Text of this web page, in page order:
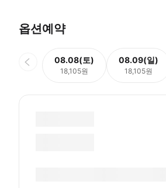
옵션예약
08.08(토)
18,105원
08.09(일)
18,105원